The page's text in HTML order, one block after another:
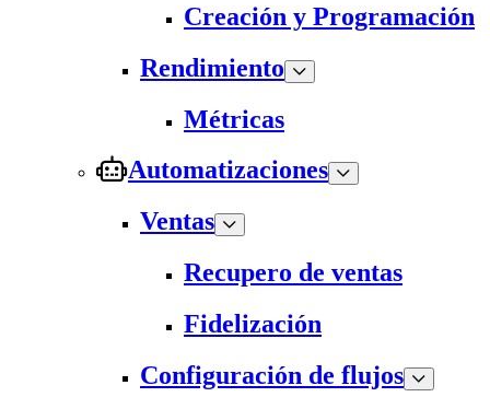
Creación y Programación
Rendimiento
Métricas
Automatizaciones
Ventas
Recupero de ventas
Fidelización
Configuración de flujos